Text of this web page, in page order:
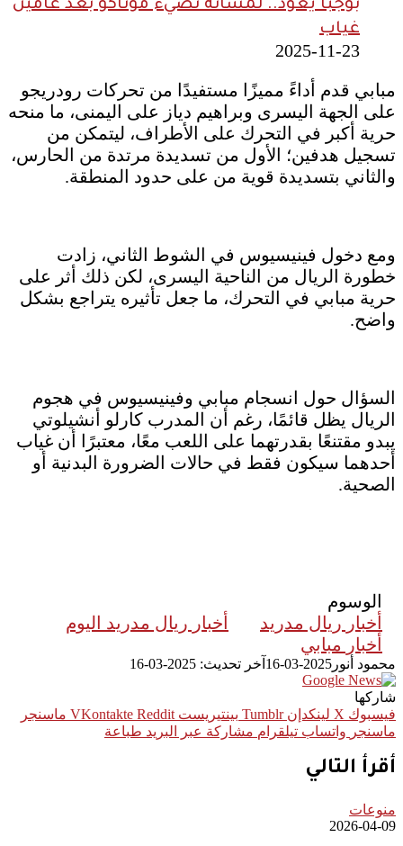
بوجبا يعود.. لمساته تضيء موناكو بعد عامين
غياب
2025-11-23
مبابي قدم أداءً مميزًا مستفيدًا من تحركات رودريجو
على الجهة اليسرى وبراهيم دياز على اليمنى، ما منحه
حرية أكبر في التحرك على الأطراف، ليتمكن من
تسجيل هدفين؛ الأول من تسديدة مرتدة من الحارس،
والثاني بتسديدة قوية من على حدود المنطقة.
ومع دخول فينيسيوس في الشوط الثاني، زادت
خطورة الريال من الناحية اليسرى، لكن ذلك أثر على
حرية مبابي في التحرك، ما جعل تأثيره يتراجع بشكل
واضح.
السؤال حول انسجام مبابي وفينيسيوس في هجوم
الريال يظل قائمًا، رغم أن المدرب كارلو أنشيلوتي
يبدو مقتنعًا بقدرتهما على اللعب معًا، معتبرًا أن غياب
أحدهما سيكون فقط في حالات الضرورة البدنية أو
الصحية.
الوسوم
أخبار ريال مدريد
أخبار ريال مدريد اليوم
أخبار مبابي
محمود أنور 2025-03-16 آخر تحديث: 2025-03-16
شاركها
فيسبوك ‫X لينكدإن بينتيريست
ماسنجر
ماسنجر واتساب تيلقرام مشاركة عبر البريد طباعة
أقرأ التالي
منوعات
2026-04-09